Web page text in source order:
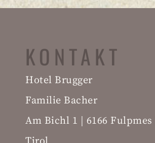
KONTAKT
Hotel Brugger
Familie Bacher
Am Bichl 1 | 6166